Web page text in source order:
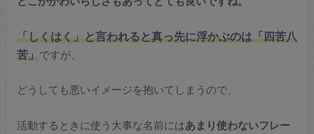
「しくはく」と言われると真っ先に浮かぶのは「四苦八
苦」ですが、
どうしても悪いイメージを抱いてしまうので、
活動するときに使う大事な名前にはあまり使わないフレー